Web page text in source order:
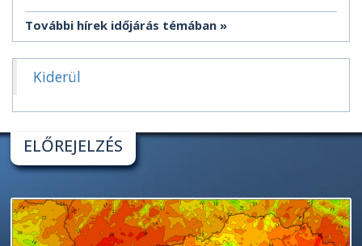
További hírek időjárás témában
Kiderül
ELŐREJELZÉS